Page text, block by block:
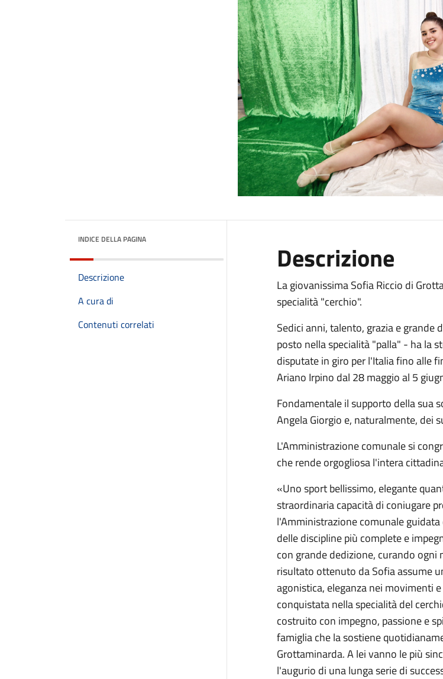
INDICE DELLA PAGINA
Descrizione
A cura di
Contenuti correlati
Descrizione
La giovanissima Sofia Riccio di
specialità "cerchio".
Sedici anni, talento, grazia e
posto nella specialità "palla" - ha la
disputate in giro per l'Italia fino alle
Ariano Irpino dal 28 maggio al 5
Fondamentale il supporto della sua
Angela Giorgio e, naturalmente, dei
L'Amministrazione comunale si
che rende orgogliosa l'intera
«Uno sport bellissimo, elegante
straordinaria capacità di coniugare
l'Amministrazione comunale
delle discipline più complete e
con grande dedizione, curando
risultato ottenuto da Sofia assume
agonistica, eleganza nei movimenti
conquistata nella specialità del
costruito con impegno, passione e
famiglia che la sostiene
Grottaminarda. A lei vanno le più
l'augurio di una lunga serie di